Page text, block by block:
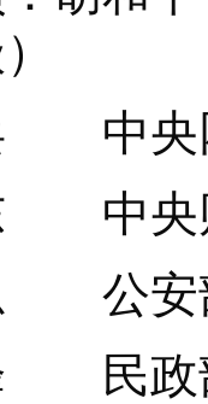
央网
央财
安部
政